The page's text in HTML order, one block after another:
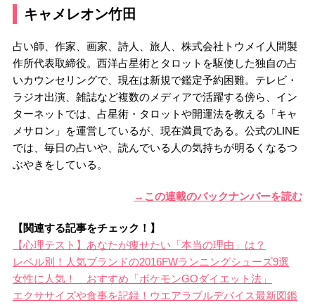
キャメレオン竹田
占い師、作家、画家、詩人、旅人、株式会社トウメイ人間製
作所代表取締役。西洋占星術とタロットを駆使した独自の占
いカウンセリングで、現在は新規で鑑定予約困難。テレビ・
ラジオ出演、雑誌など複数のメディアで活躍する傍ら、イン
ターネットでは、占星術・タロットや開運法を教える「キャ
メサロン」を運営しているが、現在満員である。公式のLINE
では、毎日の占いや、読んでいる人の気持ちが明るくなるつ
ぶやきをしている。
→この連載のバックナンバーを読む
【関連する記事をチェック！】
【心理テスト】あなたが痩せたい「本当の理由」は？
レベル別！人気ブランドの2016FWランニングシューズ9選
女性に人気！ おすすめ「ポケモンGOダイエット法」
エクササイズや食事を記録！ウエアラブルデバイス最新図鑑